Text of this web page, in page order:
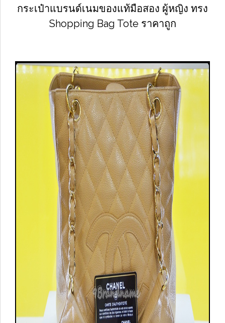
กระเป๋าแบรนด์เนมของแท้มือสอง ผู้หญิง ทรง
Shopping Bag Tote ราคาถูก